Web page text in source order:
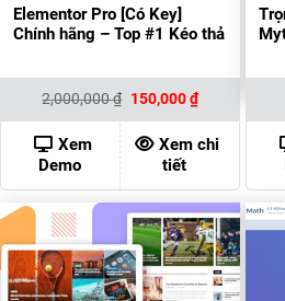
Elementor Pro [Có Key]
Chính hãng – Top #1 Kéo thả
2,000,000₫ Giá
là:
2,000,000 ₫.
150,000₫Giá
hiện
tại
là:
150,000 ₫.
Xem
Demo
Xem chi
tiết